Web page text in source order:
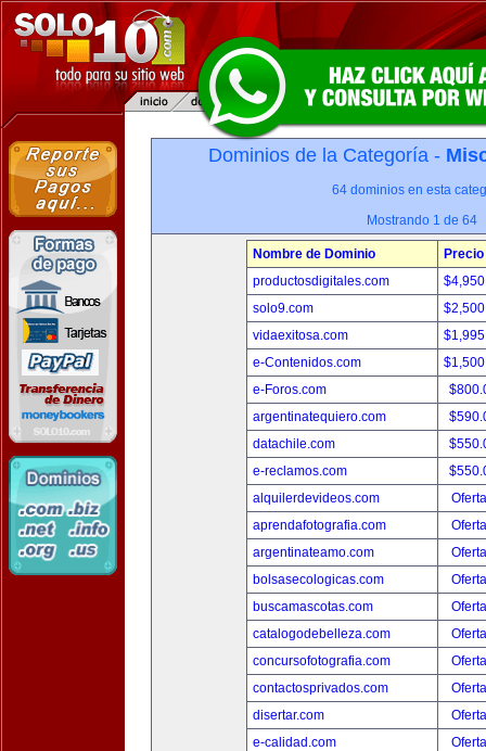
Dominios de la Categoría -
64 dominios en esta
Mostrando 1 de 64
Nombre de Dominio
Precio
productosdigitales.com
solo9.com
vidaexitosa.com
e-Contenidos.com
e-Foros.com
argentinatequiero.com
datachile.com
e-reclamos.com
alquilerdevideos.com
aprendafotografia.com
argentinateamo.com
bolsasecologicas.com
buscamascotas.com
catalogodebelleza.com
concursofotografia.com
contactosprivados.com
disertar.com
e-calidad.com